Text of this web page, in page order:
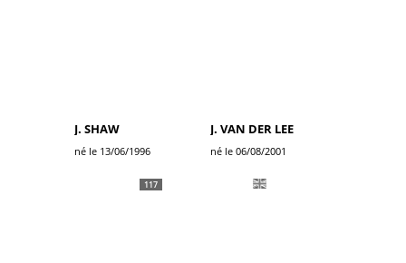
J. SHAW
né le 13/06/1996
J. VAN DER LEE
né le 06/08/2001
117